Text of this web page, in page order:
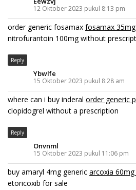
12 Oktober 2023 pukul 8:13 pm
order generic fosamax fosamax
nitrofurantoin 100mg without
Reply
Ybwlfe
15 Oktober 2023 pukul 8:28 am
where can i buy inderal order generic
clopidogrel without a prescription
Reply
Onvnml
15 Oktober 2023 pukul 11:06 pm
buy amaryl 4mg generic arcoxia
etoricoxib for sale